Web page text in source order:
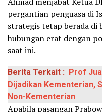
pergantian penguasa di
strategis tetap berada di
hubungan erat dengan
saat ini.
Berita Terkait : Prof
Dijadikan Kementerian,
Non-Kementerian
Apabila pasangan